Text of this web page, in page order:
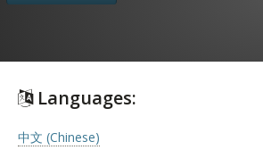
Languages:
中文 (Chinese)